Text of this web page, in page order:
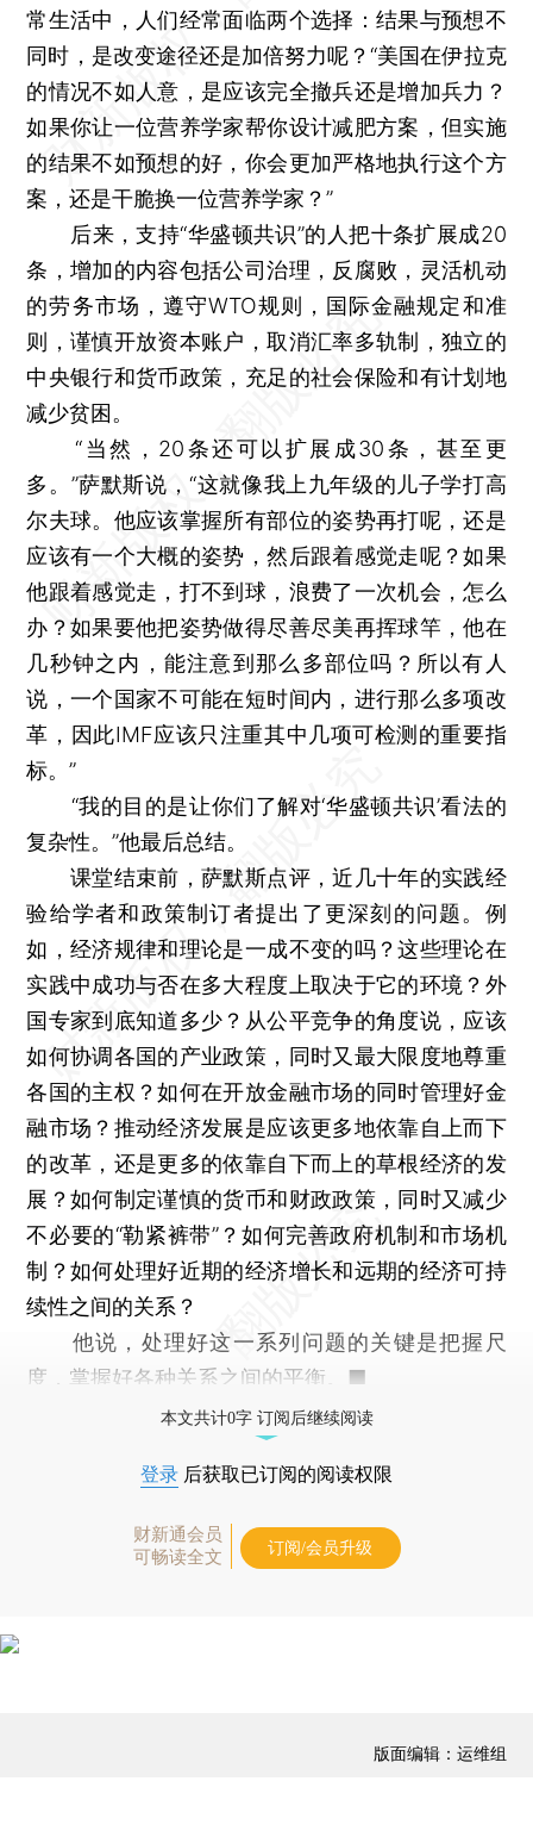
常生活中，人们经常面临两个选择：结果与预想不
同时，是改变途径还是加倍努力呢？“美国在伊拉克
的情况不如人意，是应该完全撤兵还是增加兵力？
如果你让一位营养学家帮你设计减肥方案，但实施
的结果不如预想的好，你会更加严格地执行这个方
案，还是干脆换一位营养学家？”
后来，支持“华盛顿共识”的人把十条扩展成20
条，增加的内容包括公司治理，反腐败，灵活机动
的劳务市场，遵守WTO规则，国际金融规定和准
则，谨慎开放资本账户，取消汇率多轨制，独立的
中央银行和货币政策，充足的社会保险和有计划地
减少贫困。
“当然，20条还可以扩展成30条，甚至更
多。”萨默斯说，“这就像我上九年级的儿子学打高
尔夫球。他应该掌握所有部位的姿势再打呢，还是
应该有一个大概的姿势，然后跟着感觉走呢？如果
他跟着感觉走，打不到球，浪费了一次机会，怎么
办？如果要他把姿势做得尽善尽美再挥球竿，他在
几秒钟之内，能注意到那么多部位吗？所以有人
说，一个国家不可能在短时间内，进行那么多项改
革，因此IMF应该只注重其中几项可检测的重要指
标。”
“我的目的是让你们了解对‘华盛顿共识’看法的
复杂性。”他最后总结。
课堂结束前，萨默斯点评，近几十年的实践经
验给学者和政策制订者提出了更深刻的问题。例
如，经济规律和理论是一成不变的吗？这些理论在
实践中成功与否在多大程度上取决于它的环境？外
国专家到底知道多少？从公平竞争的角度说，应该
如何协调各国的产业政策，同时又最大限度地尊重
各国的主权？如何在开放金融市场的同时管理好金
融市场？推动经济发展是应该更多地依靠自上而下
的改革，还是更多的依靠自下而上的草根经济的发
展？如何制定谨慎的货币和财政政策，同时又减少
不必要的“勒紧裤带”？如何完善政府机制和市场机
制？如何处理好近期的经济增长和远期的经济可持
续性之间的关系？
他说，处理好这一系列问题的关键是把握尺
度，掌握好各种关系之间的平衡。■
本文共计0字 订阅后继续阅读
登录 后获取已订阅的阅读权限
财新通会员
可畅读全文
订阅/会员升级
版面编辑：运维组